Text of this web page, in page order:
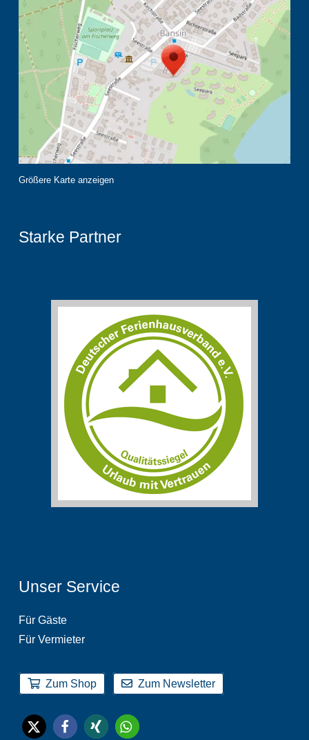
Größere Karte anzeigen
Starke Partner
Unser Service
Für Gäste
Für Vermieter
Zum Shop Zum Newsletter